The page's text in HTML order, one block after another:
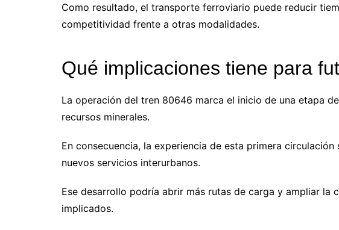
Como resultado, el transporte ferroviario puede reducir
competitividad frente a otras modalidades.
Qué implicaciones tiene para
La operación del tren 80646 marca el inicio de una etapa
recursos minerales.
En consecuencia, la experiencia de esta primera
nuevos servicios interurbanos.
Ese desarrollo podría abrir más rutas de carga y ampliar la
implicados.